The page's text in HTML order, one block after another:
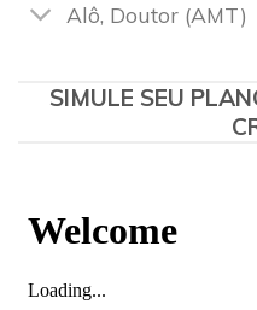
Alô, Doutor (AMT)
SIMULE SEU